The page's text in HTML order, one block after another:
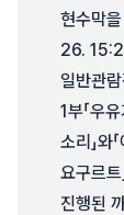
현수막
26.
일반관
1부「우
소리」와
요구르
진행된